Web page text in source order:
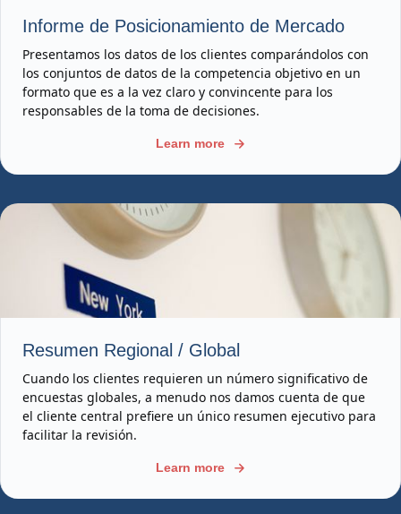
Informe de Posicionamiento de Mercado
Presentamos los datos de los clientes comparándolos con
los conjuntos de datos de la competencia objetivo en un
formato que es a la vez claro y convincente para los
responsables de la toma de decisiones.
Learn more
Resumen Regional / Global
Cuando los clientes requieren un número significativo de
encuestas globales, a menudo nos damos cuenta de que
el cliente central prefiere un único resumen ejecutivo para
facilitar la revisión.
Learn more